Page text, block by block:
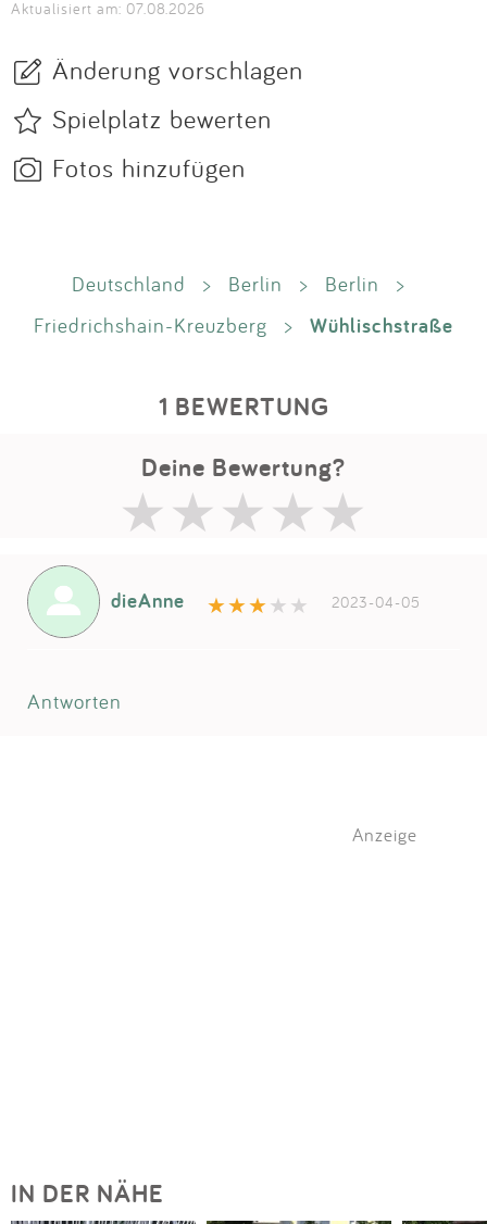
Aktualisiert am: 07.08.2026
Änderung vorschlagen
Spielplatz bewerten
Fotos hinzufügen
Deutschland > Berlin > Berlin
>
Friedrichshain-Kreuzberg
> Wühlischstraße
1 BEWERTUNG
Deine Bewertung?
dieAnne 2023-04-05
Antworten
Anzeige
IN DER NÄHE